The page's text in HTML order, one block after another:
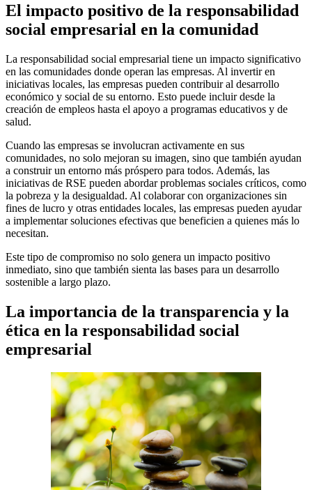
El impacto positivo de la responsabilidad
social empresarial en la comunidad
La responsabilidad social empresarial tiene un impacto significativo
en las comunidades donde operan las empresas. Al invertir en
iniciativas locales, las empresas pueden contribuir al desarrollo
económico y social de su entorno. Esto puede incluir desde la
creación de empleos hasta el apoyo a programas educativos y de
salud.
Cuando las empresas se involucran activamente en sus
comunidades, no solo mejoran su imagen, sino que también ayudan
a construir un entorno más próspero para todos. Además, las
iniciativas de RSE pueden abordar problemas sociales críticos, como
la pobreza y la desigualdad. Al colaborar con organizaciones sin
fines de lucro y otras entidades locales, las empresas pueden ayudar
a implementar soluciones efectivas que beneficien a quienes más lo
necesitan.
Este tipo de compromiso no solo genera un impacto positivo
inmediato, sino que también sienta las bases para un desarrollo
sostenible a largo plazo.
La importancia de la transparencia y la
ética en la responsabilidad social
empresarial